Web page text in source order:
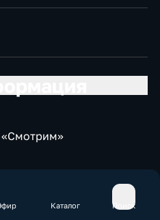
Каталог Поиск
«Смотрим»